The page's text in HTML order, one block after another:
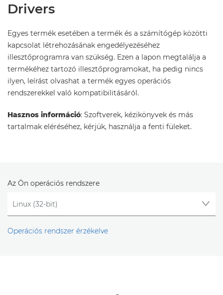
Drivers
Egyes termék esetében a termék és a számítógép közötti
kapcsolat létrehozásának engedélyezéséhez
illesztőprogramra van szükség. Ezen a lapon megtalálja a
termékéhez tartozó illesztőprogramokat, ha pedig nincs
ilyen, leírást olvashat a termék egyes operációs
rendszerekkel való kompatibilitásáról.
Hasznos információ: Szoftverek, kézikönyvek és más
tartalmak eléréséhez, kérjük, használja a fenti füleket.
Az Ön operációs rendszere
Operációs rendszer érzékelve